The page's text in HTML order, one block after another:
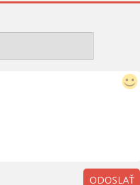
ODOSLAŤ